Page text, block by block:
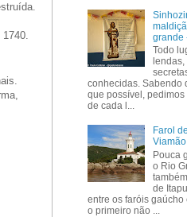
grande
Todo
conhecidas. Sabendo
que possível,
de cada l...
Farol
Pouca
o Rio
de
entre os faróis
o primeiro não ...